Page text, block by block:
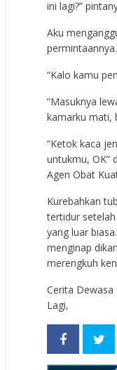
ini lagi?”
Aku
permintaannya.
“Kalo kamu
“Masuknya
kamarku mati,
“Ketok kaca
untukmu, OK”
Agen Obat
Kurebahkan
tertidur
yang luar
menginap
merengkuh
Cerita Dewasa
Lagi,